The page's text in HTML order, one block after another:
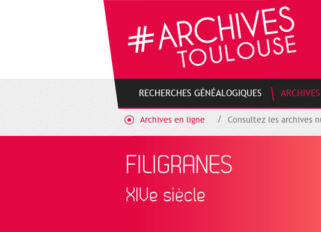
RECHERCHES GÉNÉALOGIQUES
Archives en ligne Consultez les archives
FILIGRANES
XIVe siècle
Cookies management panel